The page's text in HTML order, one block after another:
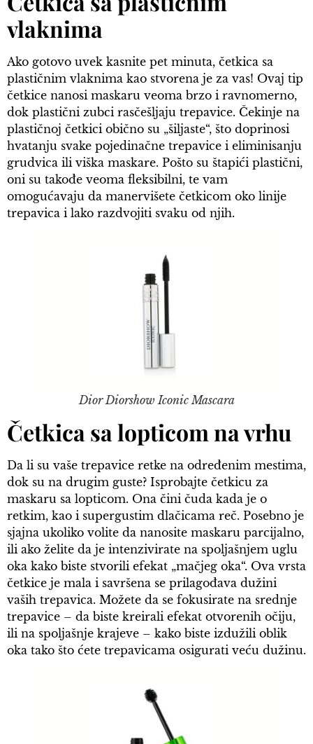
vlaknima
Ako gotovo uvek kasnite pet minuta, četkica sa
plastičnim vlaknima kao stvorena je za vas! Ovaj tip
četkice nanosi maskaru veoma brzo i ravnomerno,
dok plastični zubci rasčešljaju trepavice. Čekinje na
plastičnoj četkici obično su „šiljaste“, što doprinosi
hvatanju svake pojedinačne trepavice i eliminisanju
grudvica ili viška maskare. Pošto su štapići plastični,
oni su takođe veoma fleksibilni, te vam
omogućavaju da manervišete četkicom oko linije
trepavica i lako razdvojiti svaku od njih.
Dior Diorshow Iconic Mascara
Četkica sa lopticom na vrhu
Da li su vaše trepavice retke na određenim mestima,
dok su na drugim guste? Isprobajte četkicu za
maskaru sa lopticom. Ona čini čuda kada je o
retkim, kao i supergustim dlačicama reč. Posebno je
sjajna ukoliko volite da nanosite maskaru parcijalno,
ili ako želite da je intenzivirate na spoljašnjem uglu
oka kako biste stvorili efekat „mačjeg oka“. Ova vrsta
četkice je mala i savršena se prilagođava dužini
vaših trepavica. Možete da se fokusirate na srednje
trepavice – da biste kreirali efekat otvorenih očiju,
ili na spoljašnje krajeve – kako biste izdužili oblik
oka tako što ćete trepavicama osigurati veću dužinu.